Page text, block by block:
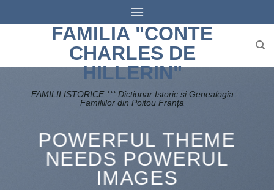
to
FAMILIA "CONTE
CHARLES DE
HILLERIN"
FAMILII ISTORICE *** Dictionar Istoric si Genealogia
Familiilor din Poitou Franța
POWERFUL THEME
NEEDS POWERUL
IMAGES